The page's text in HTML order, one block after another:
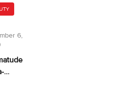
6,